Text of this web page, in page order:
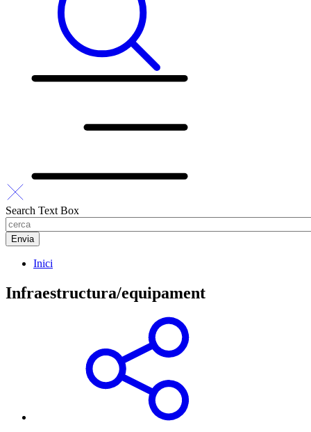
Search Text Box
Inici
Infraestructura/equipament